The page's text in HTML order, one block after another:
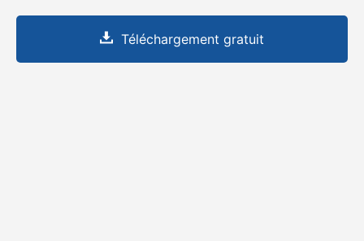
Téléchargement gratuit